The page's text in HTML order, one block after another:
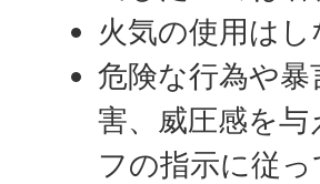
火気の使用は
危険な行為や
害、威圧感を
フの指示に従